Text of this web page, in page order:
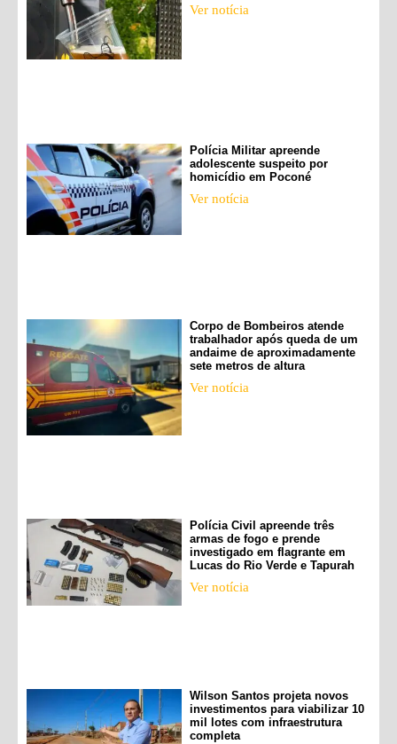
Ver notícia
Polícia Militar apreende
adolescente suspeito por
homicídio em Poconé
Ver notícia
Corpo de Bombeiros atende
trabalhador após queda de um
andaime de aproximadamente
sete metros de altura
Ver notícia
Polícia Civil apreende três
armas de fogo e prende
investigado em flagrante em
Lucas do Rio Verde e Tapurah
Ver notícia
Wilson Santos projeta novos
investimentos para viabilizar 10
mil lotes com infraestrutura
completa